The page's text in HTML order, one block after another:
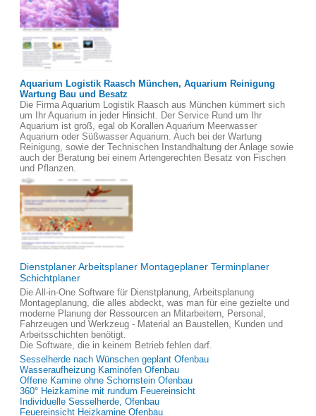
Aquarium Logistik Raasch München, Aquarium Reinigung
Wartung Bau und Besatz
Die Firma Aquarium Logistik Raasch aus München kümmert sich
um Ihr Aquarium in jeder Hinsicht. Der Service Rund um Ihr
Aquarium ist groß, egal ob Korallen Aquarium Meerwasser
Aquarium oder Süßwasser Aquarium. Auch bei der Wartung
Reinigung, sowie der Technischen Instandhaltung der Anlage sowie
auch der Beratung bei einem Artengerechten Besatz von Fischen
und Pflanzen.
Dienstplaner Arbeitsplaner Montageplaner Terminplaner
Schichtplaner
Die All-in-One Software für Dienstplanung, Arbeitsplanung
Montageplanung, die alles abdeckt, was man für eine gezielte und
moderne Planung der Ressourcen an Mitarbeitern, Personal,
Fahrzeugen und Werkzeug - Material an Baustellen, Kunden und
Arbeitsschichten benötigt.
Die Software, die in keinem Betrieb fehlen darf.
Sesselherde nach Wünschen geplant Ofenbau
Wasseraufheizung Kaminöfen Ofenbau
Offene Kamine ohne Schornstein Ofenbau
360° Heizkamine mit rundum Feuereinsicht
Individuelle Sesselherde, Ofenbau
Feuereinsicht Heizkamine Ofenbau